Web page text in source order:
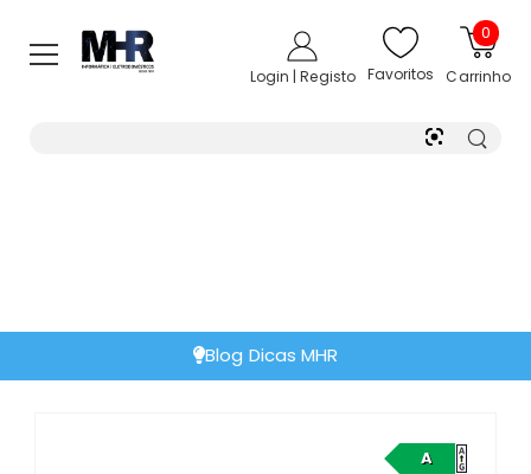
Login | Registo Favoritos
0
Carrinho
Blog Dicas MHR
A